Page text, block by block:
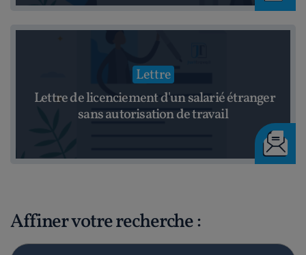
Lettre
Lettre de licenciement d'un salarié étranger
sans autorisation de travail
Affiner votre recherche :